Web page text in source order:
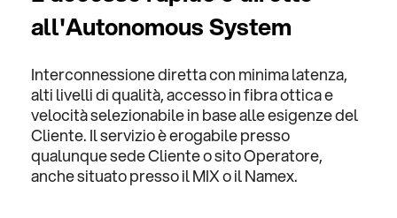
all'Autonomous System
Interconnessione diretta con minima latenza,
alti livelli di qualità, accesso in fibra ottica e
velocità selezionabile in base alle esigenze del
Cliente. Il servizio è erogabile presso
qualunque sede Cliente o sito Operatore,
anche situato presso il MIX o il Namex.